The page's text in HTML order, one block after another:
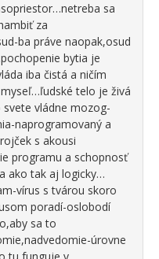
sa
za
ba práve naopak,osud
bytia je
iba čistá a ničím
telo je živá
vládne mozog-
naprogramovaný a
s akousi
programu a schopnosť
ako tak aj logicky…
vírus s tvárou skoro
poradí-oslobodí
sa to
úrovne